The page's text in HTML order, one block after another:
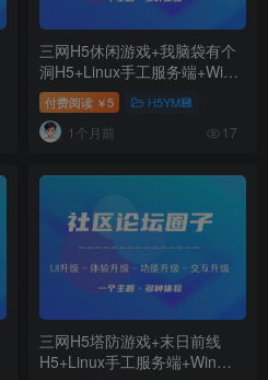
三网H5休闲游戏+我脑袋有个
洞H5+Linux手工服务端+Win
一键服务端+解压即玩+简易安
卓客户端+详细搭建教程
付费阅读 ￥5 H5YM💾
1个月前 17
三网H5塔防游戏+末日前线
H5+Linux手工服务端+Win一